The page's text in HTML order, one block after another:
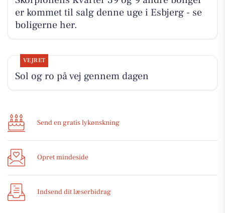
er kommet til salg denne uge i Esbjerg - se
boligerne her.
VEJRET
Sol og ro på vej gennem dagen
Send en gratis lykønskning
Opret mindeside
Indsend dit læserbidrag